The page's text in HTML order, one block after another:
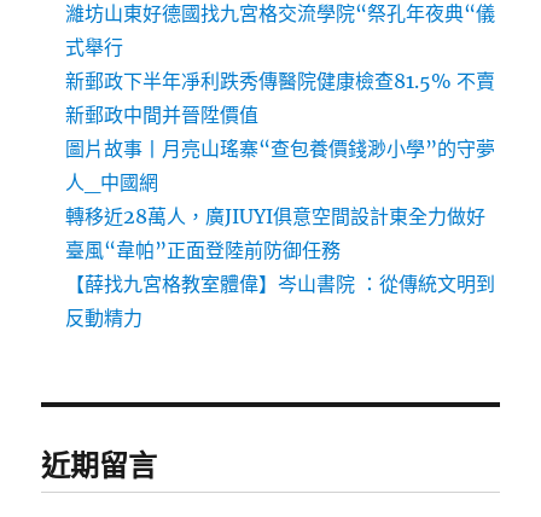
濰坊山東好德國找九宮格交流學院“祭孔年夜典“儀
式舉行
新郵政下半年凈利跌秀傳醫院健康檢查81.5% 不賣
新郵政中間并晉陞價值
圖片故事丨月亮山瑤寨“查包養價錢渺小學”的守夢
人_中國網
轉移近28萬人，廣JIUYI俱意空間設計東全力做好
臺風“韋帕”正面登陸前防御任務
【薛找九宮格教室體偉】岑山書院 ：從傳統文明到
反動精力
近期留言